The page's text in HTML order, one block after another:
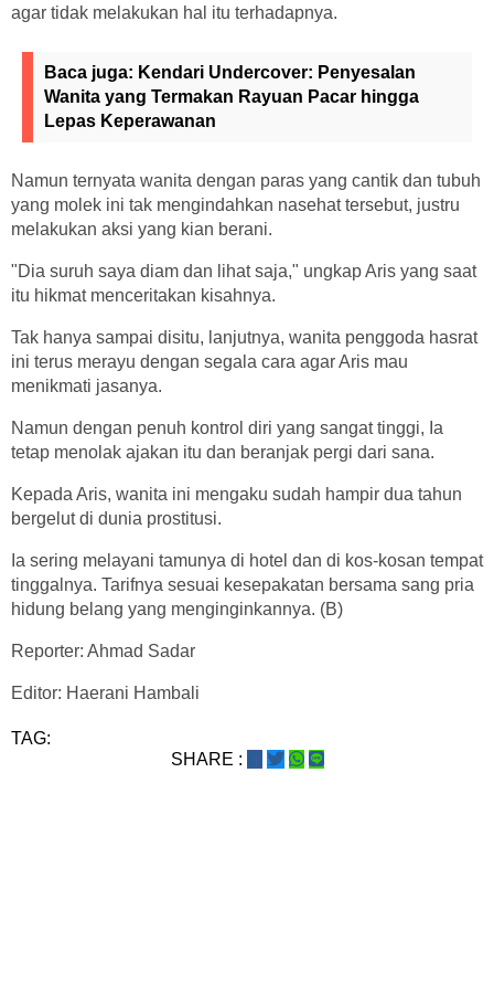
agar tidak melakukan hal itu terhadapnya.
Baca juga: Kendari Undercover: Penyesalan
Wanita yang Termakan Rayuan Pacar hingga
Lepas Keperawanan
Namun ternyata wanita dengan paras yang cantik dan tubuh
yang molek ini tak mengindahkan nasehat tersebut, justru
melakukan aksi yang kian berani.
"Dia suruh saya diam dan lihat saja," ungkap Aris yang saat
itu hikmat menceritakan kisahnya.
Tak hanya sampai disitu, lanjutnya, wanita penggoda hasrat
ini terus merayu dengan segala cara agar Aris mau
menikmati jasanya.
Namun dengan penuh kontrol diri yang sangat tinggi, Ia
tetap menolak ajakan itu dan beranjak pergi dari sana.
Kepada Aris, wanita ini mengaku sudah hampir dua tahun
bergelut di dunia prostitusi.
Ia sering melayani tamunya di hotel dan di kos-kosan tempat
tinggalnya. Tarifnya sesuai kesepakatan bersama sang pria
hidung belang yang menginginkannya. (B)
Reporter: Ahmad Sadar
Editor: Haerani Hambali
TAG:
SHARE :